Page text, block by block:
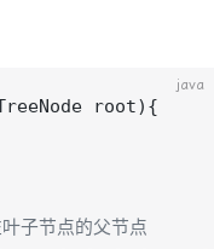
java
root){
子节点的父节点